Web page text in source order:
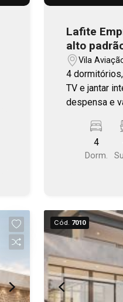
Lafite
alto
com
final 2026
Vila
4
TV e jantar
despensa e
com living
gourmet.
fácil acesso
4
Dorm.
Cód. 7010